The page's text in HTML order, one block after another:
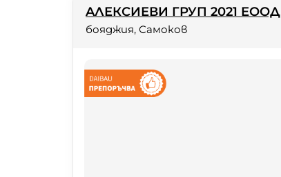
AЛЕКСИЕВИ ГРУП 2021 ЕООД
бояджия, Самоков